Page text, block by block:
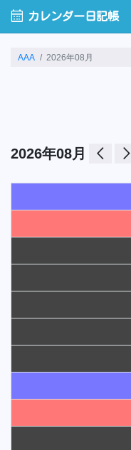
calendar_month カレンダー日記帳
AAA 2026年08月
2026年08月 arrow_back_ios arrow_forward_ios